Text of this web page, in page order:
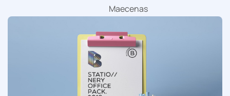
Maecenas
mollis
interdum.